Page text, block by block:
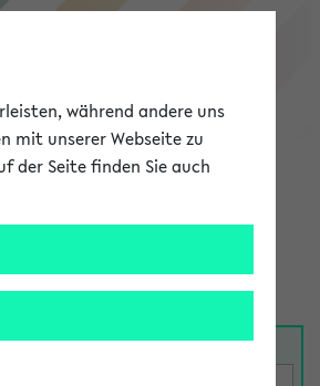
eKVV
während andere uns
mit unserer Webseite zu
der Seite finden Sie auch